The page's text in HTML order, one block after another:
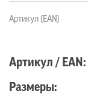
Артикул (EAN)
Артикул / EAN:
Размеры: